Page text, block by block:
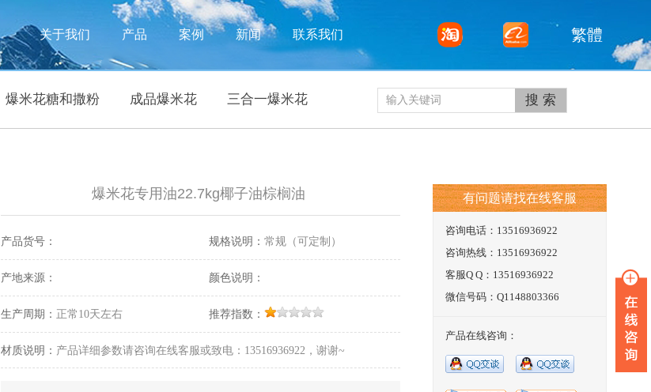
关于我们 产品 案例 新闻 联系我们 繁體
爆米花糖和撒粉 成品爆米花 三合一爆米花
爆米花专用油22.7kg椰子油棕榈油
产品货号： 规格说明： 常规（可定制）
产地来源： 颜色说明：
生产周期： 正常10天左右 推荐指数：
材质说明： 产品详细参数请咨询在线客服或致电：13516936922，谢谢~
有问题请找在线客服
咨询电话：13516936922
咨询热线：13516936922
客服Q Q：13516936922
微信号码：Q1148803366
产品在线咨询：